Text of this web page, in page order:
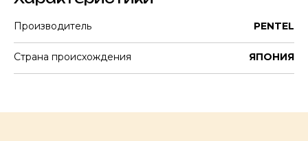
Производитель PENTEL
Страна происхождения ЯПОНИЯ